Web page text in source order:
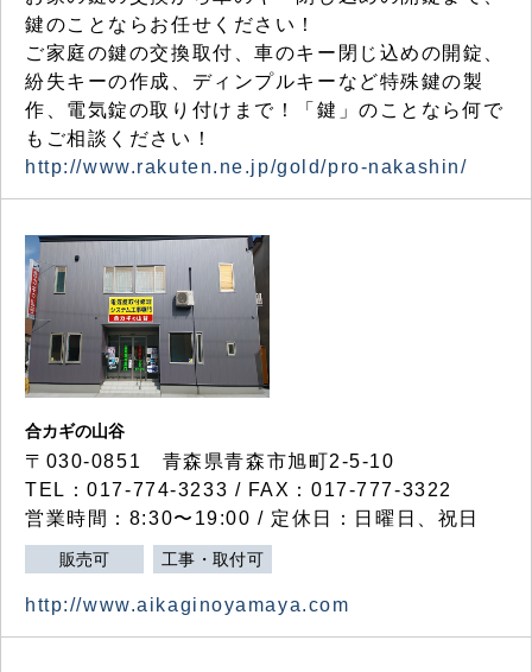
鍵のことならお任せください！
ご家庭の鍵の交換取付、車のキー閉じ込めの開錠、
紛失キーの作成、ディンプルキーなど特殊鍵の製
作、電気錠の取り付けまで！「鍵」のことなら何で
もご相談ください！
http://www.rakuten.ne.jp/gold/pro-nakashin/
合カギの山谷
〒030-0851 青森県青森市旭町2-5-10
TEL：017-774-3233 / FAX：017-777-3322
営業時間：8:30〜19:00 / 定休日：日曜日、祝日
販売可 工事・取付可
http://www.aikaginoyamaya.com